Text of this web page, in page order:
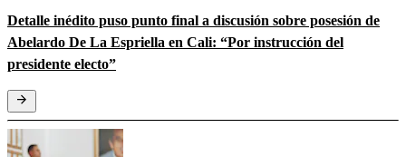
Detalle inédito puso punto final a discusión sobre posesión de
Abelardo De La Espriella en Cali: “Por instrucción del
presidente electo”